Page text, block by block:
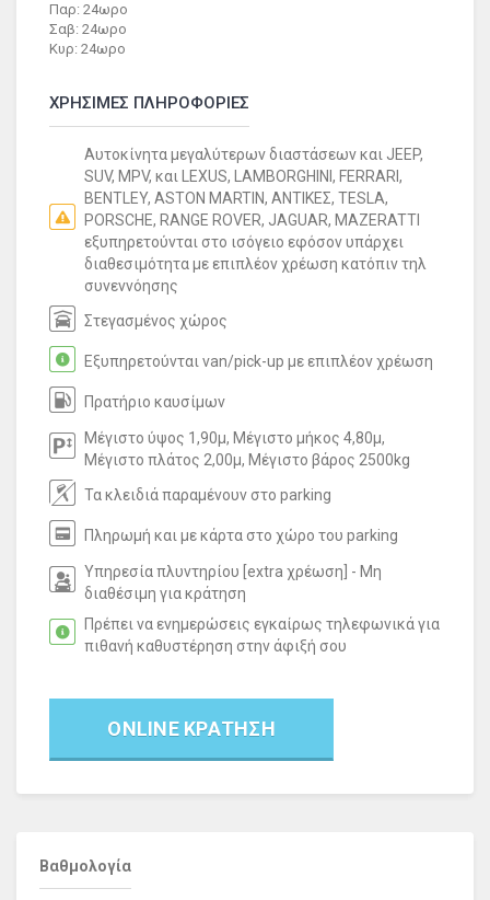
Παρ: 24ωρο
Σαβ: 24ωρο
Κυρ: 24ωρο
ΧΡΗΣΙΜΕΣ ΠΛΗΡΟΦΟΡΙΕΣ
Αυτοκίνητα μεγαλύτερων διαστάσεων και JEEP,
SUV, MPV, και LEXUS, LAMBORGHINI, FERRARI,
BENTLEY, ASTON MARTIN, ΑΝΤΙΚΕΣ, TESLA,
PORSCHE, RANGE ROVER, JAGUAR, MAZERATTI
εξυπηρετούνται στο ισόγειο εφόσον υπάρχει
διαθεσιμότητα με επιπλέον χρέωση κατόπιν τηλ
συνεννόησης
Στεγασμένος χώρος
Εξυπηρετούνται van/pick-up με επιπλέον χρέωση
Πρατήριο καυσίμων
Μέγιστο ύψος 1,90μ, Μέγιστο μήκος 4,80μ,
Μέγιστο πλάτος 2,00μ, Μέγιστο βάρος 2500kg
Τα κλειδιά παραμένουν στο parking
Πληρωμή και με κάρτα στο χώρο του parking
Υπηρεσία πλυντηρίου [extra χρέωση] - Μη
διαθέσιμη για κράτηση
Πρέπει να ενημερώσεις εγκαίρως τηλεφωνικά για
πιθανή καθυστέρηση στην άφιξή σου
ONLINE ΚΡΑΤΗΣΗ
Βαθμολογία